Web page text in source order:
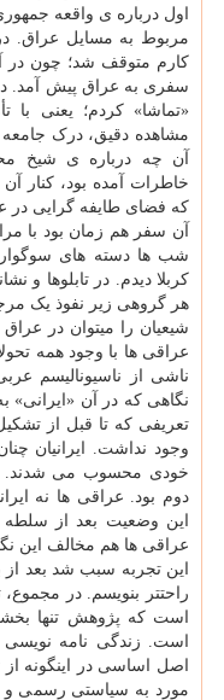
اول درباره ی واقعه
مربوط به مسایل عراق. در
کارم متوقف شد؛ چون در
سفری به عراق پیش آمد. در
«تماشا» کردم؛ یعنی با
مشاهده دقیق، درک جامعه
آن چه درباره ی شیخ
خاطرات آمده بود، کنار
که فضای طایفه گرایی در
آن سفر هم زمان بود با
شب ها دسته های
کربلا دیدم. در تابلوها و
هر گروهی زیر نفوذ یک
شیعیان را میتوان در
عراقی ها با وجود همه
ناشی از ناسیونالیسم
نگاهی که در آن
تعریفی که تا قبل از
وجود نداشت. ایرانیان
خودی محسوب می شدند.
دوم بود. عراقی ها نه
این وضعیت بعد از سلطه
عراقی ها هم مخالف این
این تجربه سبب شد بعد
راحتتر بنویسم. در
است که پژوهش تنها
است. زندگی نامه
اصل اساسی در اینگونه
مورد به سیاستی رسمی و